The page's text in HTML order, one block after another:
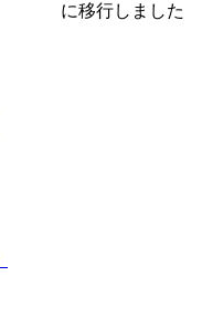
に移行しました